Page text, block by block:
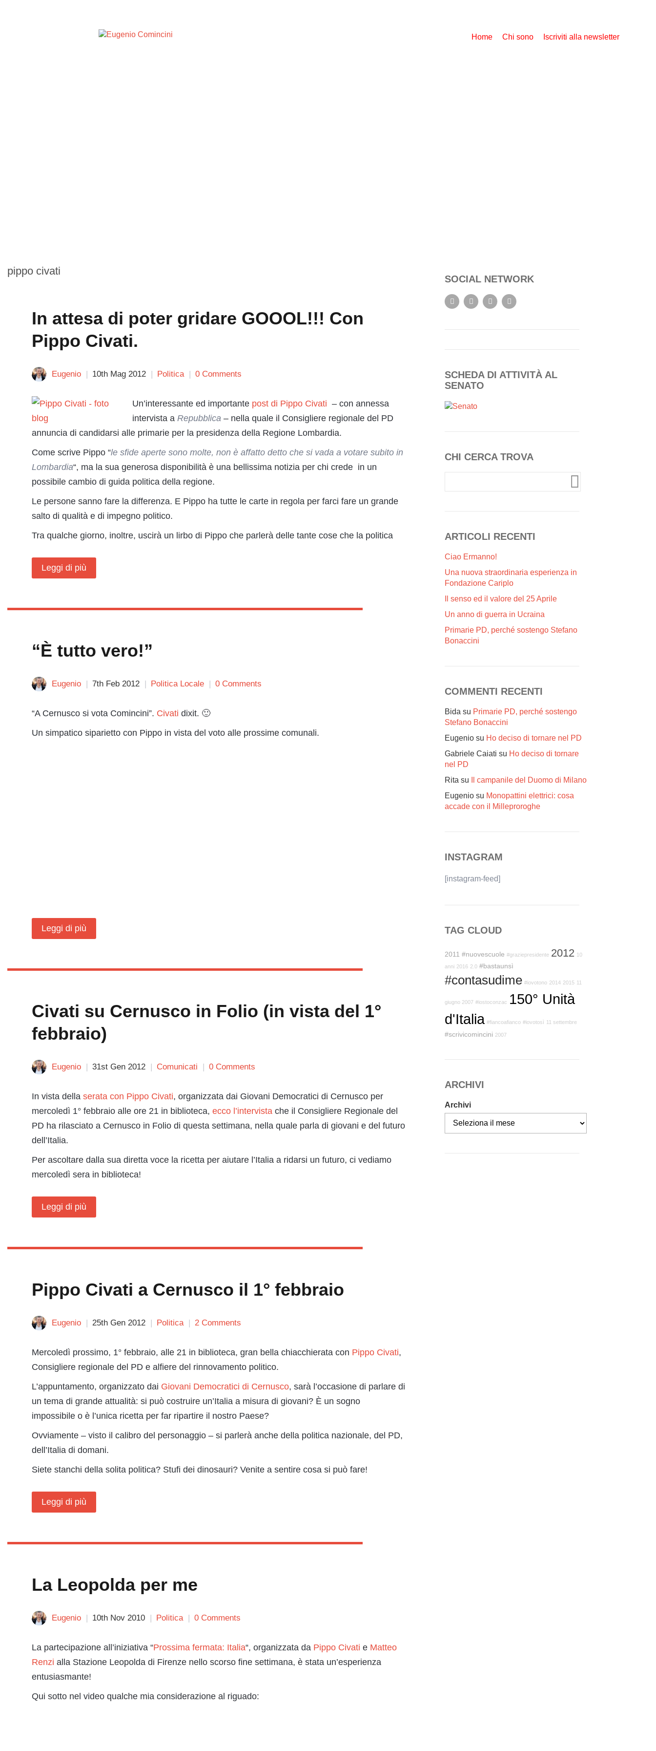
Home Chi sono Iscriviti alla newsletter
pippo civati
In attesa di poter gridare GOOOL!!! Con
Pippo Civati.
Eugenio 10th Mag 2012 Politica 0 Comments
Un’interessante ed importante post di Pippo Civati – con annessa
intervista a Repubblica – nella quale il Consigliere regionale del PD
annuncia di candidarsi alle primarie per la presidenza della Regione Lombardia.
Come scrive Pippo “le sfide aperte sono molte, non è affatto detto che si vada a votare subito in
Lombardia“, ma la sua generosa disponibilità è una bellissima notizia per chi crede in un
possibile cambio di guida politica della regione.
Le persone sanno fare la differenza. E Pippo ha tutte le carte in regola per farci fare un grande
salto di qualità e di impegno politico.
Tra qualche giorno, inoltre, uscirà un lirbo di Pippo che parlerà delle tante cose che la politica
Leggi di più
“È tutto vero!”
Eugenio 7th Feb 2012 Politica Locale 0 Comments
“A Cernusco si vota Comincini”. Civati dixit. 🙂
Un simpatico siparietto con Pippo in vista del voto alle prossime comunali.
Leggi di più
Civati su Cernusco in Folio (in vista del 1°
febbraio)
Eugenio 31st Gen 2012 Comunicati 0 Comments
In vista della serata con Pippo Civati, organizzata dai Giovani Democratici di Cernusco per
mercoledì 1° febbraio alle ore 21 in biblioteca, ecco l’intervista che il Consigliere Regionale del
PD ha rilasciato a Cernusco in Folio di questa settimana, nella quale parla di giovani e del futuro
dell’Italia.
Per ascoltare dalla sua diretta voce la ricetta per aiutare l’Italia a ridarsi un futuro, ci vediamo
mercoledì sera in biblioteca!
Leggi di più
Pippo Civati a Cernusco il 1° febbraio
Eugenio 25th Gen 2012 Politica 2 Comments
Mercoledì prossimo, 1° febbraio, alle 21 in biblioteca, gran bella chiacchierata con Pippo Civati,
Consigliere regionale del PD e alfiere del rinnovamento politico.
L’appuntamento, organizzato dai Giovani Democratici di Cernusco, sarà l’occasione di parlare di
un tema di grande attualità: si può costruire un’Italia a misura di giovani? È un sogno
impossibile o è l’unica ricetta per far ripartire il nostro Paese?
Ovviamente – visto il calibro del personaggio – si parlerà anche della politica nazionale, del PD,
dell’Italia di domani.
Siete stanchi della solita politica? Stufi dei dinosauri? Venite a sentire cosa si può fare!
Leggi di più
La Leopolda per me
Eugenio 10th Nov 2010 Politica 0 Comments
La partecipazione all’iniziativa “Prossima fermata: Italia“, organizzata da Pippo Civati e Matteo
Renzi alla Stazione Leopolda di Firenze nello scorso fine settimana, è stata un’esperienza
entusiasmante!
Qui sotto nel video qualche mia considerazione al riguado:
SOCIAL NETWORK
SCHEDA DI ATTIVITÀ AL
SENATO
CHI CERCA TROVA
ARTICOLI RECENTI
Ciao Ermanno!
Una nuova straordinaria esperienza in
Fondazione Cariplo
Il senso ed il valore del 25 Aprile
Un anno di guerra in Ucraina
Primarie PD, perché sostengo Stefano
Bonaccini
COMMENTI RECENTI
Bida su Primarie PD, perché sostengo
Stefano Bonaccini
Eugenio su Ho deciso di tornare nel PD
Gabriele Caiati su Ho deciso di tornare
nel PD
Rita su
Il campanile del Duomo di Milano
Eugenio su Monopattini elettrici: cosa
accade con il Milleproroghe
INSTAGRAM
[instagram-feed]
TAG CLOUD
2011 #nuovescuole #graziepresidente 2012 10
anni 2016 2.0 #bastaunsì
#contasudime #iovotono 2014 2015 11
giugno 2007 #iostoconzac 150° Unità
d'Italia #fiancoafianco #iovotosì 11 settembre
#scrivicomincini 2007
ARCHIVI
Archivi